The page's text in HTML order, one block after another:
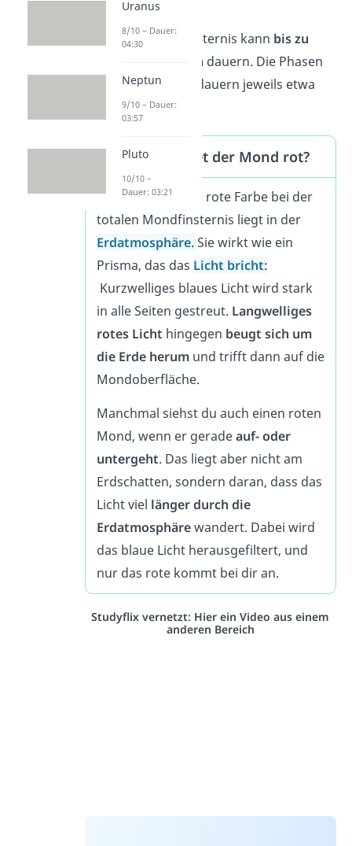
Die totale Mondfinsternis kann bis zu
eineinhalb Stunden dauern. Die Phasen
davor und danach dauern jeweils etwa
eine Stunde.
Warum leuchtet der Mond rot?
Der Grund für die rote Farbe bei der
totalen Mondfinsternis liegt in der
Erdatmosphäre.Sie wirkt wie ein
Prisma, das das Licht bricht:
Kurzwelliges blaues Licht wird stark
in alle Seiten gestreut. Langwelliges
rotes Licht hingegen beugt sich um
die Erde herumund trifft dann auf die
Mondoberfläche.
Manchmal siehst du auch einen roten
Mond, wenn er geradeauf- oder
untergeht. Das liegt aber nicht am
Erdschatten, sondern daran, dass das
Licht viel länger durch die
Erdatmosphärewandert. Dabei wird
das blaue Licht herausgefiltert, und
nur das rote kommt bei dir an.
Studyflix vernetzt: Hier ein Video aus einem
anderen Bereich
Uranus
8/10 – Dauer:
04:30
Neptun
9/10 – Dauer:
03:57
Pluto
10/10 –
Dauer: 03:21